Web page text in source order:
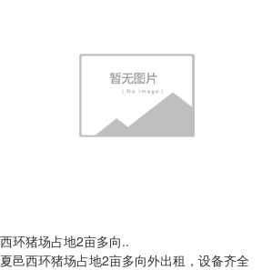
西环猪场占地2亩多向..
夏邑西环猪场占地2亩多向外出租，设备齐全